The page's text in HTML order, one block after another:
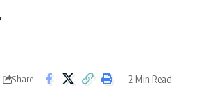
Share 2 Min Read